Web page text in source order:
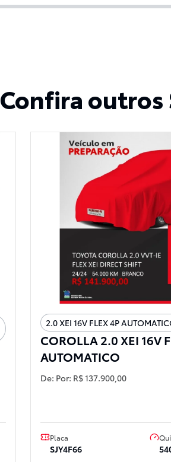
Confira outros
2.0 XEI 16V FLEX 4P
COROLLA 2.0 XEI 16V
AUTOMATICO
De: Por: R$ 137.900,00
Placa
SJY4F66